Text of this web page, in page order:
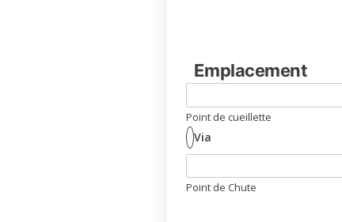
Emplacement
Point de cueillette
Via
Point de Chute